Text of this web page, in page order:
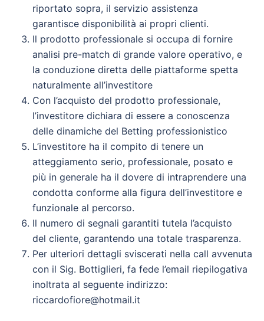
riportato sopra, il servizio assistenza
garantisce disponibilità ai propri clienti.
Il prodotto professionale si occupa di fornire
analisi pre-match di grande valore operativo, e
la conduzione diretta delle piattaforme spetta
naturalmente all’investitore
Con l’acquisto del prodotto professionale,
l’investitore dichiara di essere a conoscenza
delle dinamiche del Betting professionistico
L’investitore ha il compito di tenere un
atteggiamento serio, professionale, posato e
più in generale ha il dovere di intraprendere una
condotta conforme alla figura dell’investitore e
funzionale al percorso.
Il numero di segnali garantiti tutela l’acquisto
del cliente, garantendo una totale trasparenza.
Per ulteriori dettagli sviscerati nella call avvenuta
con il Sig. Bottiglieri, fa fede l’email riepilogativa
inoltrata al seguente indirizzo:
riccardofiore@hotmail.it